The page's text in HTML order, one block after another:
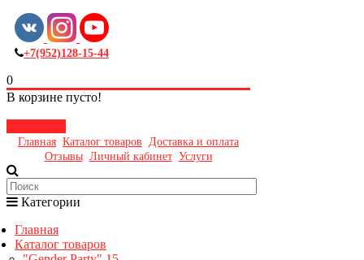
+7(952)128-15-44
0
В корзине пусто!
Главная Каталог товаров Доставка и оплата
Отзывы Личный кабинет Услуги
Категории
Главная
Каталог товаров